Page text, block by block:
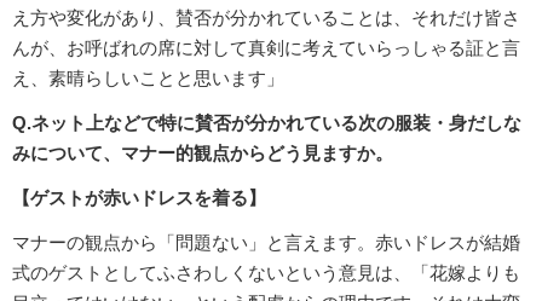
え方や変化があり、賛否が分かれていることは、それだけ皆さ
んが、お呼ばれの席に対して真剣に考えていらっしゃる証と言
え、素晴らしいことと思います」
Q.ネット上などで特に賛否が分かれている次の服装・身だしな
みについて、マナー的観点からどう見ますか。
【ゲストが赤いドレスを着る】
マナーの観点から「問題ない」と言えます。赤いドレスが結婚
式のゲストとしてふさわしくないという意見は、「花嫁よりも